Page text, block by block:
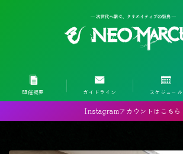
開催概要 ガイドライン スケジュール
Instagramアカウントはこちら